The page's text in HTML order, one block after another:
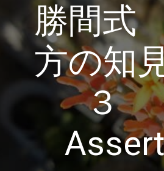
プ
勝間式
方の